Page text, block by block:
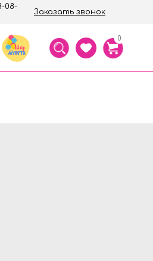
Заказать звонок
08-
0